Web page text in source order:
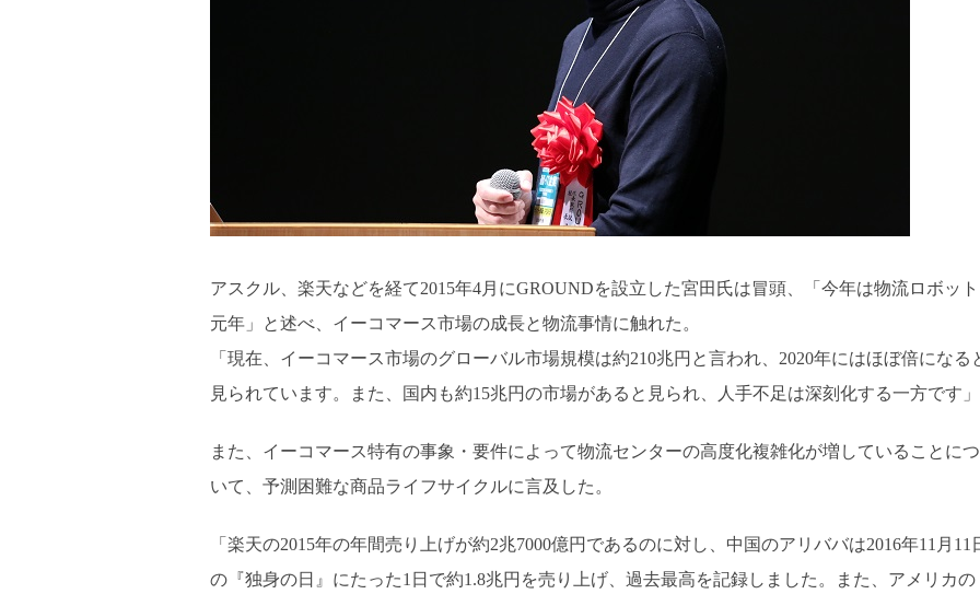
アスクル、楽天などを経て2015年4月にGROUNDを設立した宮田氏は冒頭、「今年は物流ロボット
元年」と述べ、イーコマース市場の成長と物流事情に触れた。
「現在、イーコマース市場のグローバル市場規模は約210兆円と言われ、2020年にはほぼ倍になる
見られています。また、国内も約15兆円の市場があると見られ、人手不足は深刻化する一方です」
また、イーコマース特有の事象・要件によって物流センターの高度化複雑化が増していることにつ
いて、予測困難な商品ライフサイクルに言及した。
「楽天の2015年の年間売り上げが約2兆7000億円であるのに対し、中国のアリババは2016年11月11
の『独身の日』にたった1日で約1.8兆円を売り上げ、過去最高を記録しました。また、アメリカの